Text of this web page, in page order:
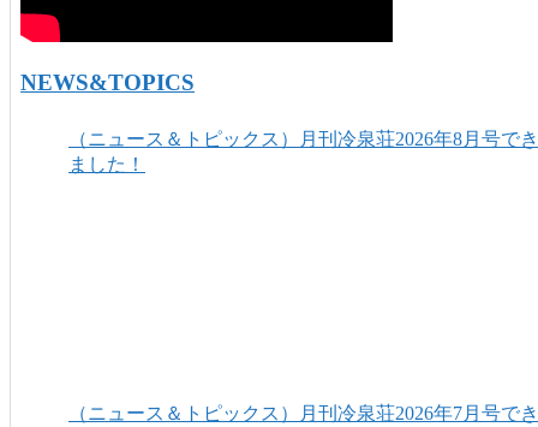
NEWS&TOPICS
（ニュース＆トピックス）月刊冷泉荘2026年8月号でき
ました！
（ニュース＆トピックス）月刊冷泉荘2026年7月号でき